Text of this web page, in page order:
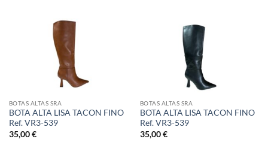
BOTAS ALTAS SRA
BOTA ALTA LISA TACON FINO
Ref. VR3-539
35,00€
BOTAS ALTAS SRA
BOTA ALTA LISA TACON FINO
Ref. VR3-539
35,00€